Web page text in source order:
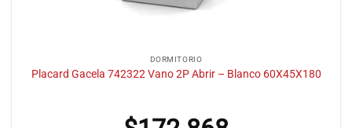
DORMITORIO
Placard Gacela 742322 Vano 2P Abrir – Blanco 60X45X180